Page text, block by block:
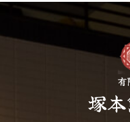
有
塚